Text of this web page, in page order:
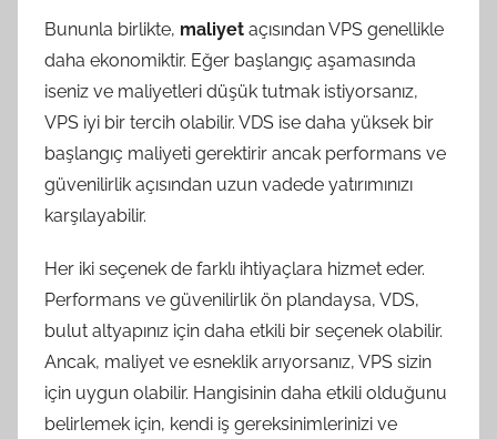
Bununla birlikte, maliyet açısından VPS genellikle
daha ekonomiktir. Eğer başlangıç aşamasında
iseniz ve maliyetleri düşük tutmak istiyorsanız,
VPS iyi bir tercih olabilir. VDS ise daha yüksek bir
başlangıç maliyeti gerektirir ancak performans ve
güvenilirlik açısından uzun vadede yatırımınızı
karşılayabilir.
Her iki seçenek de farklı ihtiyaçlara hizmet eder.
Performans ve güvenilirlik ön plandaysa, VDS,
bulut altyapınız için daha etkili bir seçenek olabilir.
Ancak, maliyet ve esneklik arıyorsanız, VPS sizin
için uygun olabilir. Hangisinin daha etkili olduğunu
belirlemek için, kendi iş gereksinimlerinizi ve